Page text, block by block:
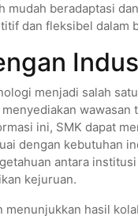
mudah beradaptasi
dan fleksibel dalam
menjadi salah
ini, SMK dapat
dengan kebutuhan
antara
kejuruan.
hasil